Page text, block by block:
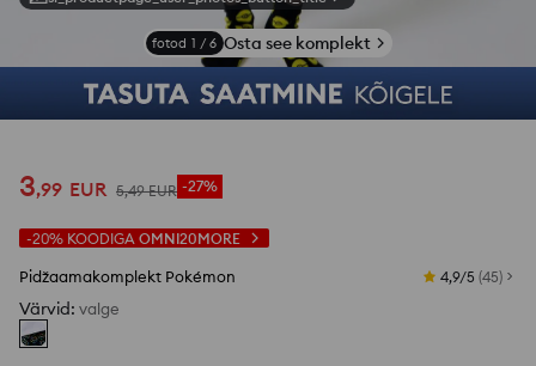
fotod 1 / 6 Osta see komplekt
3,99 EUR 5,49 EUR -27%
-20% KOODIGA OMNI20MORE
Pidžaamakomplekt Pokémon 4,9/5 (45)
Värvid: valge